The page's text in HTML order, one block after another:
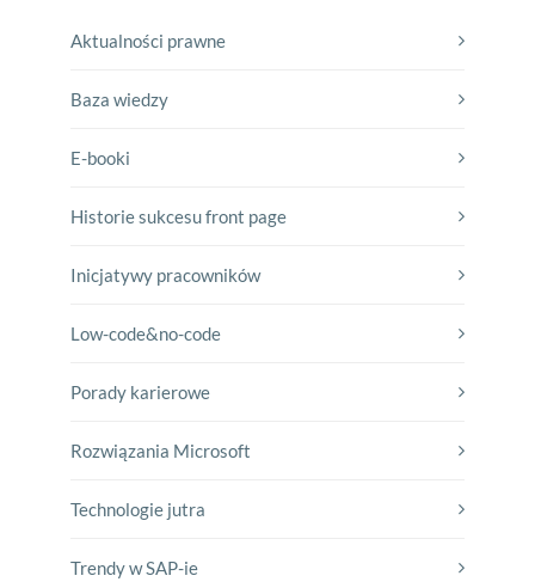
Aktualności prawne
Baza wiedzy
E-booki
Historie sukcesu front page
Inicjatywy pracowników
Low-code&no-code
Porady karierowe
Rozwiązania Microsoft
Technologie jutra
Trendy w SAP-ie